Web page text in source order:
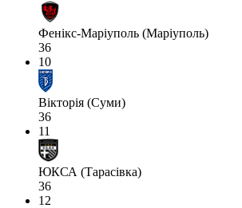
Фенікс-Маріуполь (Маріуполь)
36
10
Вікторія (Суми)
36
11
ЮКСА (Тарасівка)
36
12